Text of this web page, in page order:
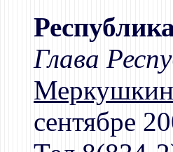
Глава
сентябре